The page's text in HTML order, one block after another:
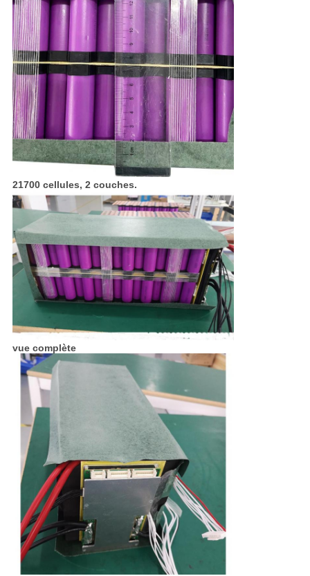
21700 cellules, 2 couches.
vue complète